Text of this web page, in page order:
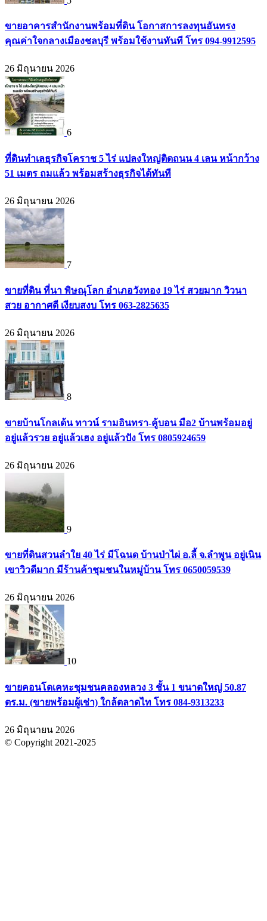
ขายอาคารสำนักงานพร้อมที่ดิน โอกาสการลงทุนอันทรง
คุณค่าใจกลางเมืองชลบุรี พร้อมใช้งานทันที โทร 094-9912595
26 มิถุนายน 2026
6
ที่ดินทำเลธุรกิจโคราช 5 ไร่ แปลงใหญ่ติดถนน 4 เลน หน้ากว้าง
51 เมตร ถมแล้ว พร้อมสร้างธุรกิจได้ทันที
26 มิถุนายน 2026
7
ขายที่ดิน ที่นา พิษณุโลก อำเภอวังทอง 19 ไร่ สวยมาก วิวนา
สวย อากาศดี เงียบสงบ โทร 063-2825635
26 มิถุนายน 2026
8
ขายบ้านโกลเด้น ทาวน์ รามอินทรา-คู้บอน มือ2 บ้านพร้อมอยู่
อยู่แล้วรวย อยู่แล้วเฮง อยู่แล้วปัง โทร 0805924659
26 มิถุนายน 2026
9
ขายที่ดินสวนลำใย 40 ไร่ มีโฉนด บ้านป่าไผ่ อ.ลี้ จ.ลำพูน อยู่เนิน
เขาวิวดีมาก มีร้านค้าชุมชนในหมู่บ้าน โทร 0650059539
26 มิถุนายน 2026
10
ขายคอนโดเคหะชุมชนคลองหลวง 3 ชั้น 1 ขนาดใหญ่ 50.87
ตร.ม. (ขายพร้อมผู้เช่า) ใกล้ตลาดไท โทร 084-9313233
26 มิถุนายน 2026
© Copyright 2021-2025